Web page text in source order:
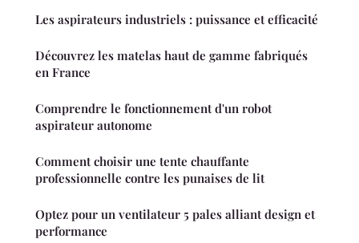
Les aspirateurs industriels : puissance et efficacité
Découvrez les matelas haut de gamme fabriqués
en France
Comprendre le fonctionnement d'un robot
aspirateur autonome
Comment choisir une tente chauffante
professionnelle contre les punaises de lit
Optez pour un ventilateur 5 pales alliant design et
performance